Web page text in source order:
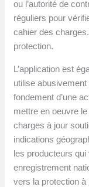
ou l’autorité de
réguliers pour
cahier des
protection.
L’application est
utilise
fondement d’une
mettre en oeuvre
charges à jour
indications
les producteurs qui
enregistrement
vers la protection à